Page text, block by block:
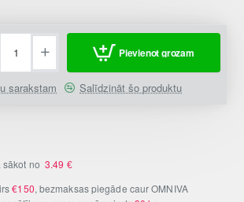
Pievienot grozam
sarakstam Salīdzināt šo produktu
sākot no3.49 €
€150, bezmaksas piegāde caur OMNIVA